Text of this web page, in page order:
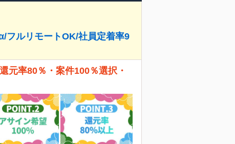
フルリモートOK/社員定着率9
元率80％・案件100％選択・